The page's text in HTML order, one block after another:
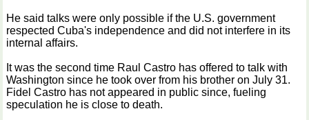
He said talks were only possible if the U.S. government
respected Cuba's independence and did not interfere in its
internal affairs.
It was the second time Raul Castro has offered to talk with
Washington since he took over from his brother on July 31.
Fidel Castro has not appeared in public since, fueling
speculation he is close to death.